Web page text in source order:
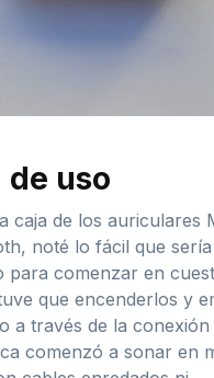
uso
caja de los auriculares
noté lo fácil que
para comenzar en
que encenderlos y
a través de la
comenzó a sonar en